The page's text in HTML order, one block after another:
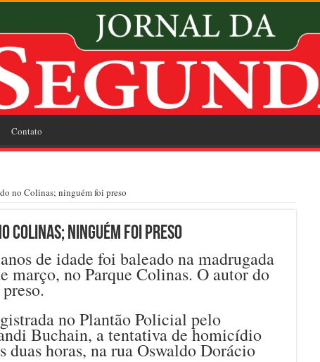
Contato
no Colinas; ninguém foi preso
Colinas; ninguém foi preso
de idade foi baleado na madrugada
março, no Parque Colinas. O autor do
no Plantão Policial pelo
Buchain, a tentativa de homicídio
duas horas, na rua Oswaldo Dorácio